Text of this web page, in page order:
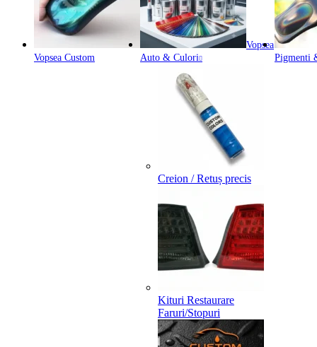
Vopsea Custom
Vopsea
Auto & Culori
Creion / Retuș precis
Kituri Restaurare
Faruri/Stopuri
Pigmenti